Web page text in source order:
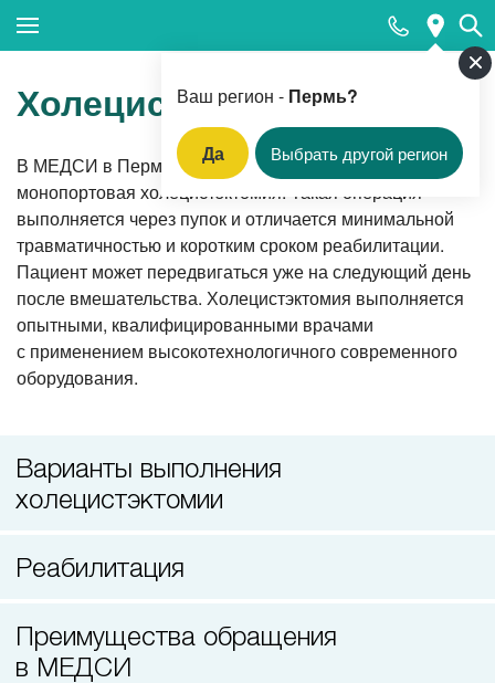
Ваш регион - Пермь?
Да Выбрать другой регион
Популярные запросы
Прием педиатра
МРТ
КТ
Прием гинеколога
УЗИ
Приём врача-стоматолога
Лазерная коррекция зрения
Холецистэктомия
В МЕДСИ в Перми эксклюзивно проводится
монопортовая холецистэктомия. Такая операция
выполняется через пупок и отличается минимальной
травматичностью и коротким сроком реабилитации.
Пациент может передвигаться уже на следующий день
после вмешательства. Холецистэктомия выполняется
опытными, квалифицированными врачами
с применением высокотехнологичного современного
оборудования.
Варианты выполнения
холецистэктомии
Реабилитация
Преимущества обращения
в МЕДСИ